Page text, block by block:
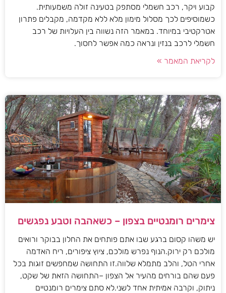
קבוע ויקר, רכב חשמלי מסתפק בטעינה זולה משמעותית.
כשמוסיפים לכך מסלול מימון מלא ללא מקדמה, מקבלים פתרון
אטרקטיבי במיוחד. במאמר הזה נשווה בין העלויות של רכב
חשמלי לרכב בנזין ונראה כמה אפשר לחסוך.
לקריאת המאמר »
צימרים רומנטיים בצפון – כשאהבה וטבע נפגשים
יש משהו קסום ברגע שבו אתם פותחים את החלון בבוקר ורואים
מולכם רק ירוק.הנוף נפרש מולכם, ציוץ ציפורים, ריח האדמה
אחרי הטל, והלב מתמלא שלווה.זו התחושה שמחפשים זוגות בכל
פעם שהם בורחים מהעיר אל הצפון –התחושה הזאת של שקט,
ניתוק, וקרבה אמיתית אחד לשני.לא סתם צימרים רומנטיים